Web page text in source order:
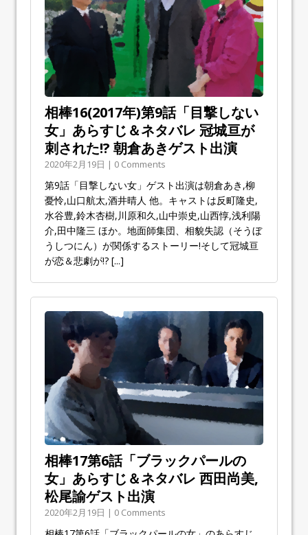
相棒16(2017年)第9話「目撃しない
女」あらすじ＆ネタバレ 冠城亘が
刺された!? 朝倉あきゲスト出演
2020年2月19日 | 0 Comments
第9話「目撃しない女」ゲスト出演は朝倉あき,柳
憂怜,山口航太,酒井晴人 他。キャストは反町隆史,
水谷豊,鈴木杏樹,川原和久,山中崇史,山西惇,浅利陽
介,田中隆三 ほか。地面師集団、相貌失認（そうぼ
うしつにん）が関係するストーリー!そして冠城亘
が恋＆悲劇が!? [...]
相棒17第6話「ブラックパールの
女」あらすじ＆ネタバレ 西田尚美,
松尾諭ゲスト出演
2020年2月19日 | 0 Comments